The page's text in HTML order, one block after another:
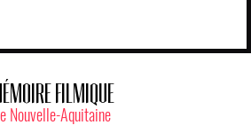
FILMIQUE
Nouvelle-Aquitaine